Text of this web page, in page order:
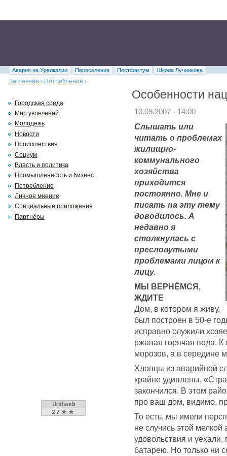
Авария на Уралкалии Переселение Постфактум
Школа Лучникова
Заглавная › Потребление ›
Особенности
10.09.2007 - 14:00
Слышать или
читать о проблемах
жилищно-
коммунального
хозяйства
приходится
постоянно. Мне и
писать на эту тему
доводилось. А
недавно я
столкнулась с
пресловутыми
проблемами лицом к
лицу.
МЫ ВЕРНЁМСЯ,
ЖДИТЕ
Дом, в котором я живу,
был построен в 50-е
исправно служили
ржавая горячая вода. К
морозов, а в середине
Хлопцы из аварийной
крайне удивлены.
закончился. В этом
про ваш дом, видимо,
То есть, мы имели
не случись этой
удовольствия и
батарею. Но только ни
Городская среда
Мир увлечений
Молодежь
Новости
Происшествия
Социум
Власть и политика
Промышленность и бизнес
Потребление
Личное мнение
Специальные приложения
Партнёры